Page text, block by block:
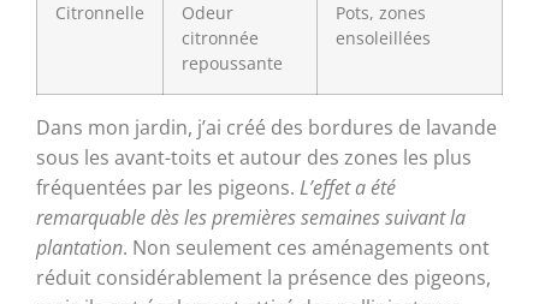
Citronnelle
Odeur
citronnée
repoussante
Pots, zones
ensoleillées
Dans mon jardin, j’ai créé des bordures de lavande
sous les avant-toits et autour des zones les plus
fréquentées par les pigeons. L’effet a été
remarquable dès les premières semaines suivant la
plantation. Non seulement ces aménagements ont
réduit considérablement la présence des pigeons,